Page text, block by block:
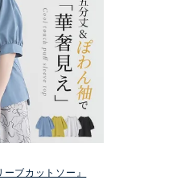
る
ブカットソー』